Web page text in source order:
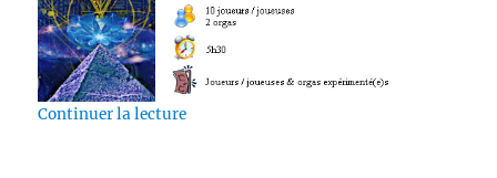
Continuer la lecturede « Le Papyrus du Lotus Bleu »